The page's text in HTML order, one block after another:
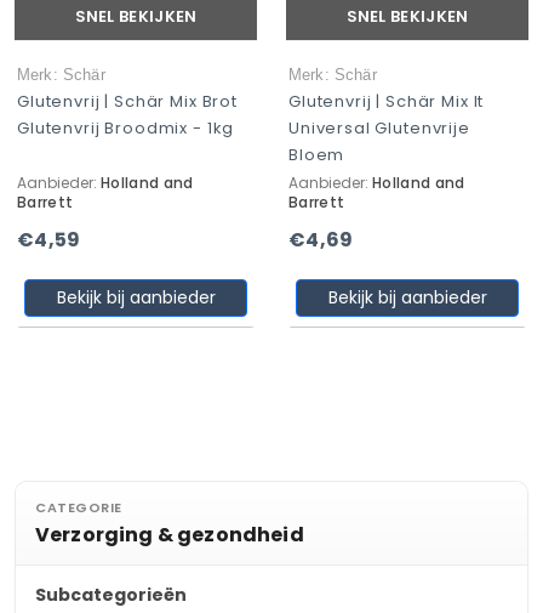
SNEL BEKIJKEN
Merk: Schär
Glutenvrij | Schär Mix Brot
Glutenvrij Broodmix - 1kg
Aanbieder: Holland and
Barrett
€4,59
Bekijk bij aanbieder
SNEL BEKIJKEN
Merk: Schär
Glutenvrij | Schär Mix It
Universal Glutenvrije
Bloem
Aanbieder: Holland and
Barrett
€4,69
Bekijk bij aanbieder
CATEGORIE
Verzorging & gezondheid
Subcategorieën